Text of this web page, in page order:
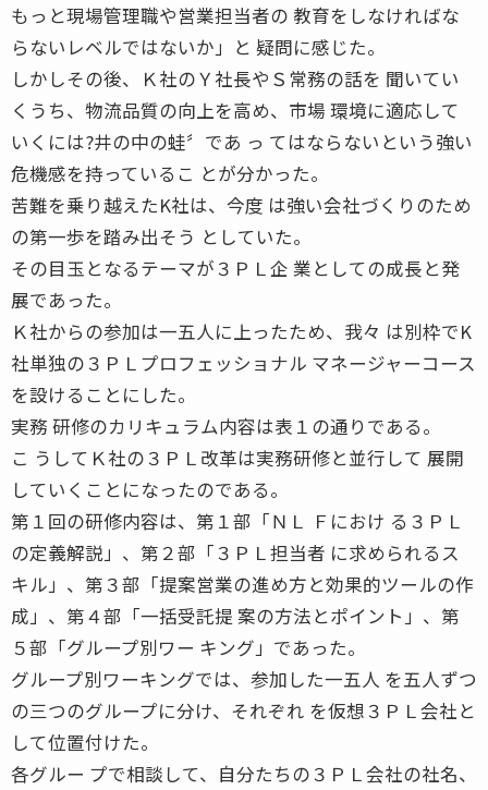
もっと現場管理職や営業担当者の 教育をしなければな
らないレベルではないか」と 疑問に感じた。
しかしその後、Ｋ社のＹ社長やＳ常務の話を 聞いてい
くうち、物流品質の向上を高め、市場 環境に適応して
いくには?井の中の蛙〞であ っ てはならないという強い
危機感を持っているこ とが分かった。
苦難を乗り越えたK社は、今度 は強い会社づくりのため
の第一歩を踏み出そう としていた。
その目玉となるテーマが３ＰＬ企 業としての成長と発
展であった。
Ｋ社からの参加は一五人に上ったため、我々 は別枠でK
社単独の３ＰＬプロフェッショナル マネージャーコース
を設けることにした。
実務 研修のカリキュラム内容は表１の通りである。
こ うしてＫ社の３ＰＬ改革は実務研修と並行して 展開
していくことになったのである。
第１回の研修内容は、第１部「ＮＬ Ｆにおけ る３ＰＬ
の定義解説」、第２部「３ＰＬ担当者 に求められるス
キル」、第３部「提案営業の進め方と効果的ツールの作
成」、第４部「一括受託提 案の方法とポイント」、第
５部「グループ別ワー キング」であった。
グループ別ワーキングでは、参加した一五人 を五人ずつ
の三つのグループに分け、それぞれ を仮想３ＰＬ会社と
して位置付けた。
各グルー プで相談して、自分たちの３ＰＬ会社の社名、